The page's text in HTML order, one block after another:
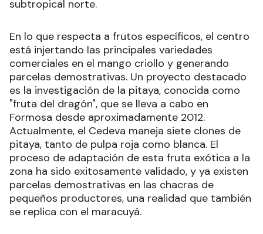
subtropical norte.
En lo que respecta a frutos específicos, el centro
está injertando las principales variedades
comerciales en el mango criollo y generando
parcelas demostrativas. Un proyecto destacado
es la investigación de la pitaya, conocida como
"fruta del dragón", que se lleva a cabo en
Formosa desde aproximadamente 2012.
Actualmente, el Cedeva maneja siete clones de
pitaya, tanto de pulpa roja como blanca. El
proceso de adaptación de esta fruta exótica a la
zona ha sido exitosamente validado, y ya existen
parcelas demostrativas en las chacras de
pequeños productores, una realidad que también
se replica con el maracuyá.